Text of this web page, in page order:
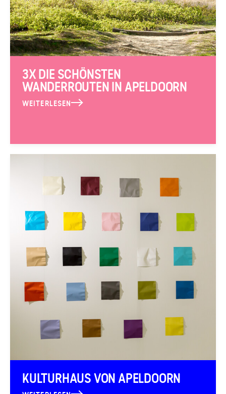
3X DIE SCHÖNSTEN
WANDERROUTEN IN APELDOORN
WEITERLESEN
KULTURHAUS VON APELDOORN